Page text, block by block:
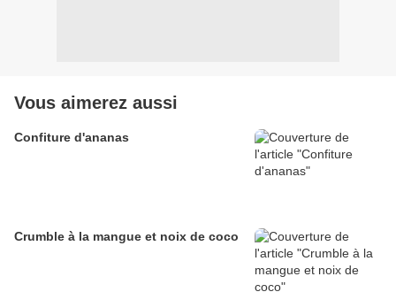
Vous aimerez aussi
Confiture d'ananas
Crumble à la mangue et noix de coco